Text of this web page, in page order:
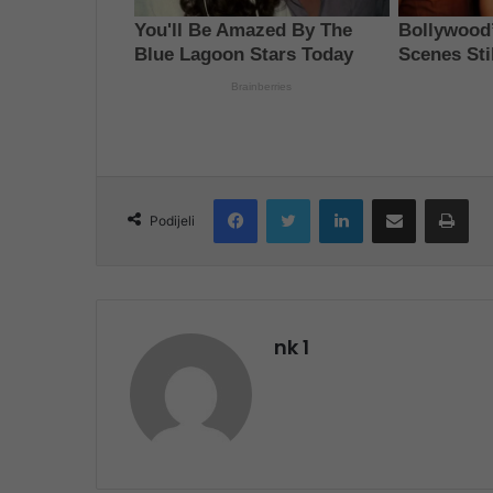
Podijeli
FacebookTwitter LinkedInShare via Email
nk 1